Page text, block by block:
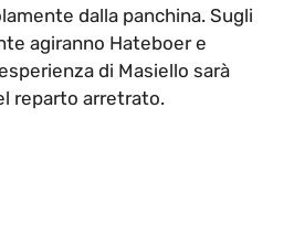
dalla panchina. Sugli
agiranno Hateboer e
di Masiello sarà
reparto arretrato.